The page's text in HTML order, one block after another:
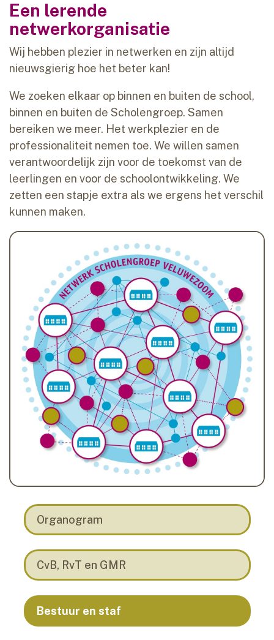
Een lerende
netwerkorganisatie
Wij hebben plezier in netwerken en zijn altijd
nieuwsgierig hoe het beter kan!
We zoeken elkaar op binnen en buiten de school,
binnen en buiten de Scholengroep. Samen
bereiken we meer. Het werkplezier en de
professionaliteit nemen toe. We willen samen
verantwoordelijk zijn voor de toekomst van de
leerlingen en voor de schoolontwikkeling. We
zetten een stapje extra als we ergens het verschil
kunnen maken.
Organogram
CvB, RvT en GMR
Bestuur en staf